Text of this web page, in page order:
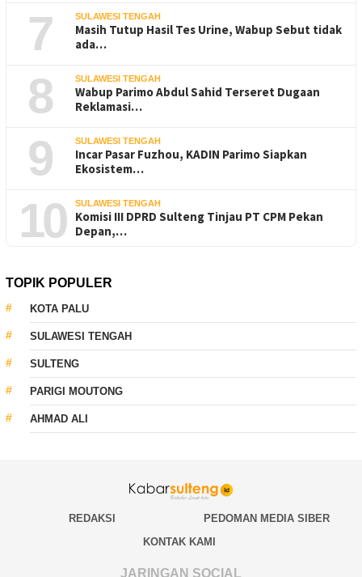
7 SULAWESI TENGAH
Masih Tutup Hasil Tes Urine, Wabup Sebut tidak
ada…
8 SULAWESI TENGAH
Wabup Parimo Abdul Sahid Terseret Dugaan
Reklamasi…
9 SULAWESI TENGAH
Incar Pasar Fuzhou, KADIN Parimo Siapkan
Ekosistem…
10 SULAWESI TENGAH
Komisi III DPRD Sulteng Tinjau PT CPM Pekan
Depan,…
TOPIK POPULER
KOTA PALU
SULAWESI TENGAH
SULTENG
PARIGI MOUTONG
AHMAD ALI
REDAKSI
PEDOMAN MEDIA SIBER
KONTAK KAMI
JARINGAN SOCIAL